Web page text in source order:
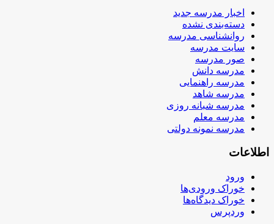
اخبار مدرسه جدید
دسته‌بندی نشده
روانشناسی مدرسه
سایت مدرسه
صور مدرسه
مدرسه دانش
مدرسه راهنمایی
مدرسه شاهد
مدرسه شبانه روزی
مدرسه معلم
مدرسه نمونه دولتی
اطلاعات
ورود
خوراک ورودی‌ها
خوراک دیدگاه‌ها
وردپرس